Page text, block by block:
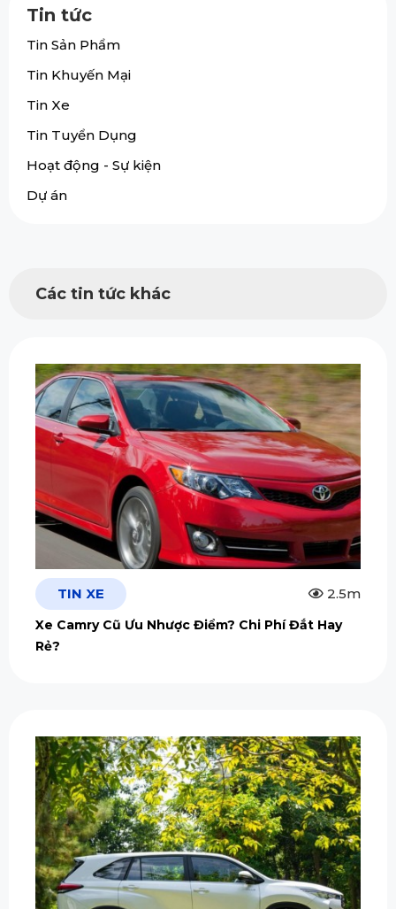
Tin tức
Tin Sản Phẩm
Tin Khuyến Mại
Tin Xe
Tin Tuyển Dụng
Hoạt động - Sự kiện
Dự án
Các tin tức khác
TIN XE 2.5m
Xe Camry Cũ Ưu Nhược Điểm? Chi Phí Đắt Hay
Rẻ?